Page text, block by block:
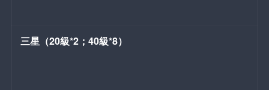
三星（20級*2；40級*8）